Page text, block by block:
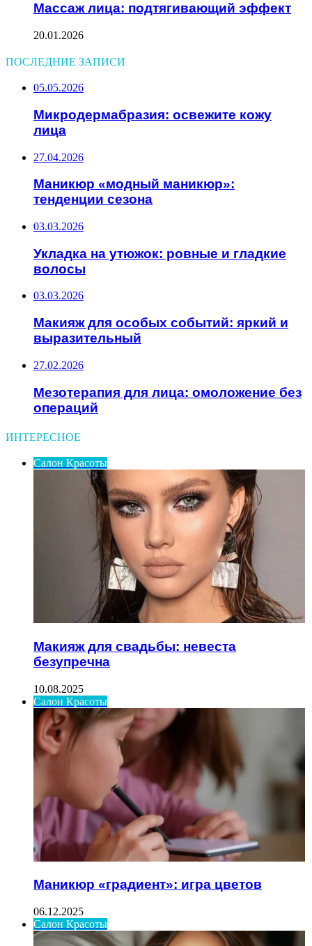
Массаж лица: подтягивающий эффект
20.01.2026
ПОСЛЕДНИЕ ЗАПИСИ
05.05.2026
Микродермабразия: освежите кожу
лица
27.04.2026
Маникюр «модный маникюр»:
тенденции сезона
03.03.2026
Укладка на утюжок: ровные и гладкие
волосы
03.03.2026
Макияж для особых событий: яркий и
выразительный
27.02.2026
Мезотерапия для лица: омоложение без
операций
ИНТЕРЕСНОЕ
Салон Красоты
Макияж для свадьбы: невеста
безупречна
10.08.2025
Салон Красоты
Маникюр «градиент»: игра цветов
06.12.2025
Салон Красоты